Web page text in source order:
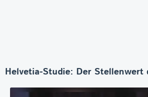
Helvetia-Studie: Der Stellenwert